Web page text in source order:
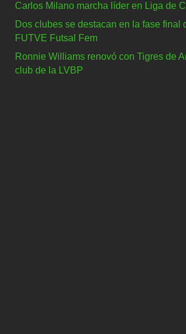
Carlos Milano marcha líder en Liga de
Dos clubes se destacan en la fase final
FUTVE Futsal Fem
Ronnie Williams renovó con Tigres de
club de la LVBP